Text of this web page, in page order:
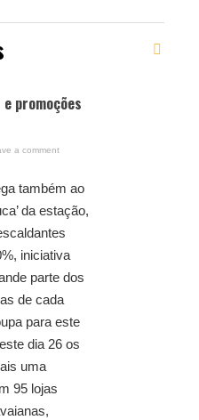
promoções
a comment
também ao
da estação,
iniciativa
parte dos
de cada
para este
dia 26 os
uma
95 lojas